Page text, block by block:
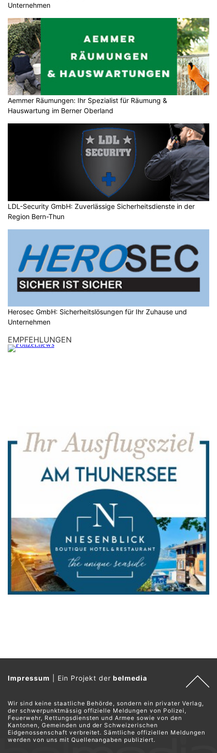
Unternehmen
Aemmer Räumungen: Ihr Spezialist für Räumung &
Hauswartung im Berner Oberland
LDL-Security GmbH: Zuverlässige Sicherheitsdienste in der
Region Bern-Thun
Herosec GmbH: Sicherheitslösungen für Ihr Zuhause und
Unternehmen
EMPFEHLUNGEN
Impressum Ein Projekt derbelmedia
Wir sind keine staatliche Behörde, sondern ein privater Verlag,
der schwerpunktmässig offizielle Meldungen von Polizei,
Feuerwehr, Rettungsdiensten und Armee sowie von den
Kantonen, Gemeinden und der Schweizerischen
Eidgenossenschaft verbreitet. Sämtliche offiziellen Meldungen
werden von uns mit Quellenangaben publiziert.